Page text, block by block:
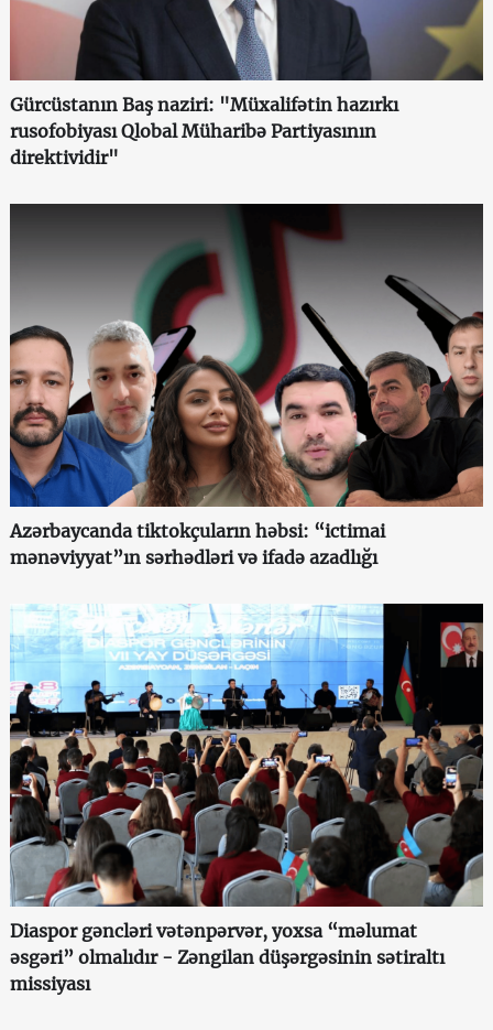
Gürcüstanın Baş naziri: "Müxalifətin hazırkı
rusofobiyası Qlobal Müharibə Partiyasının
direktividir"
Azərbaycanda tiktokçuların həbsi: “ictimai
mənəviyyat”ın sərhədləri və ifadə azadlığı
Diaspor gəncləri vətənpərvər, yoxsa “məlumat
əsgəri” olmalıdır - Zəngilan düşərgəsinin sətiraltı
missiyası